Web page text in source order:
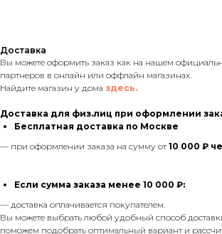
Доставка
Вы можете оформить заказ как на нашем
партнеров в онлайн или оффлайн магазинах.
Найдите магазин у дома здесь.
Доставка для физ.лиц при оформлении
Бесплатная доставка по Москве
— при оформлении заказа на сумму от10 000 ₽
Если сумма заказа менее 10 000 ₽:
— доставка оплачивается покупателем.
Вы можете выбрать любой удобный способ
поможем подобрать оптимальный вариант и